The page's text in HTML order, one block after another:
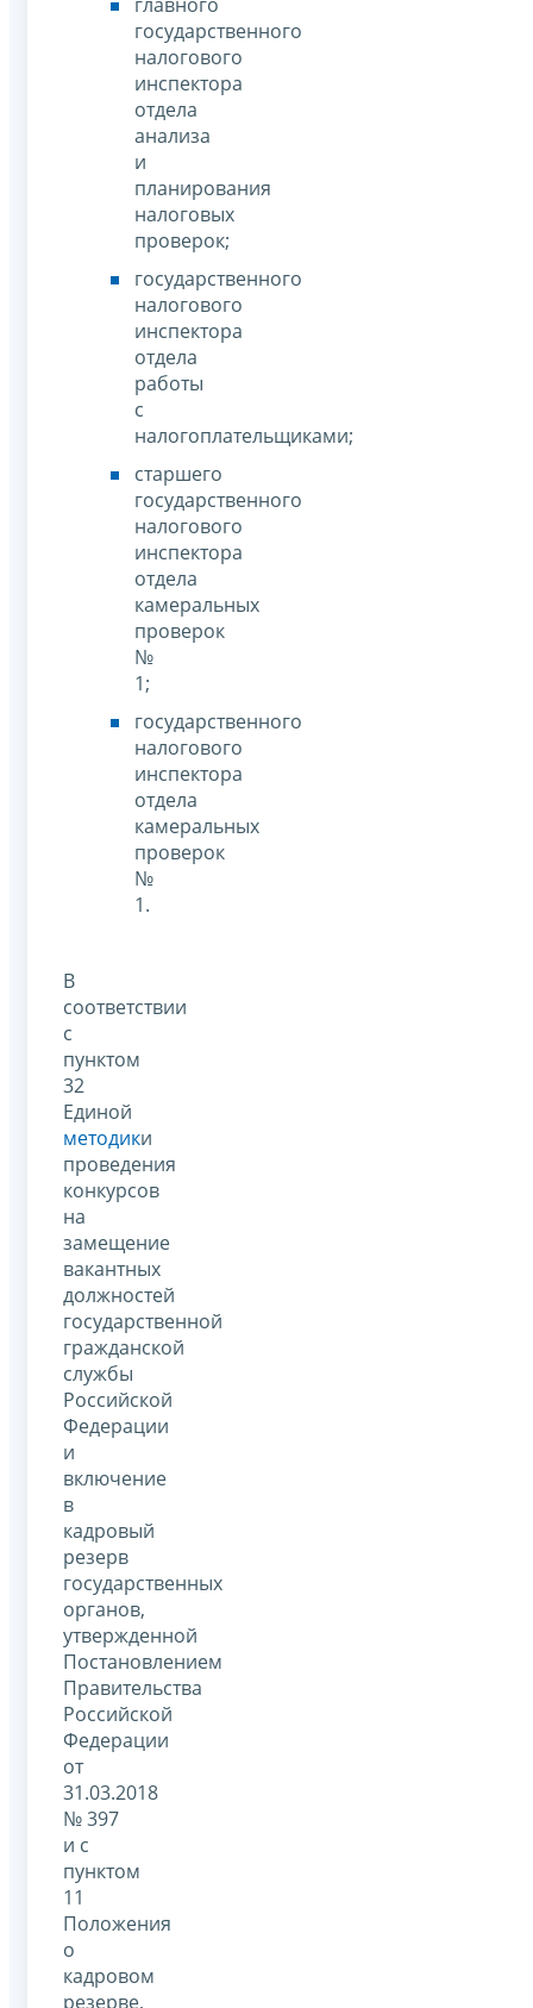
государственного
налогового
инспектора
отдела
анализа
и
планирования
налоговых
проверок;
государственного
налогового
инспектора
отдела
работы
с
налогоплательщиками;
старшего
государственного
налогового
инспектора
отдела
камеральных
проверок
№
1;
государственного
налогового
инспектора
отдела
камеральных
проверок
№
1.
В
соответствии
с
пунктом
32
Единой
методики
проведения
конкурсов
на
замещение
вакантных
должностей
государственной
гражданской
службы
Российской
Федерации
и
включение
в
кадровый
резерв
государственных
органов,
утвержденной
Постановлением
Правительства
Российской
Федерации
от
31.03.2018
№ 397
и с
пунктом
11
Положения
о
кадровом
резерве,